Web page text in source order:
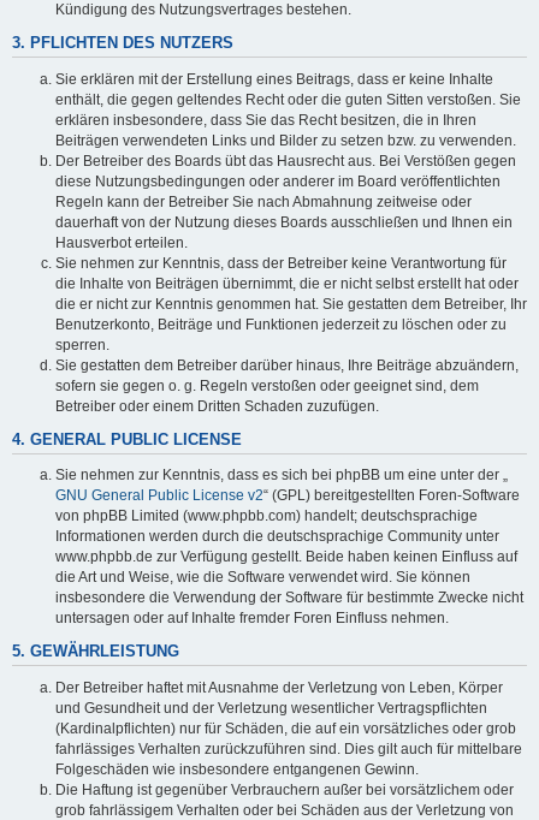
Kündigung des Nutzungsvertrages bestehen.
3. PFLICHTEN DES NUTZERS
Sie erklären mit der Erstellung eines Beitrags, dass er keine Inhalte
enthält, die gegen geltendes Recht oder die guten Sitten verstoßen. Sie
erklären insbesondere, dass Sie das Recht besitzen, die in Ihren
Beiträgen verwendeten Links und Bilder zu setzen bzw. zu verwenden.
Der Betreiber des Boards übt das Hausrecht aus. Bei Verstößen gegen
diese Nutzungsbedingungen oder anderer im Board veröffentlichten
Regeln kann der Betreiber Sie nach Abmahnung zeitweise oder
dauerhaft von der Nutzung dieses Boards ausschließen und Ihnen ein
Hausverbot erteilen.
Sie nehmen zur Kenntnis, dass der Betreiber keine Verantwortung für
die Inhalte von Beiträgen übernimmt, die er nicht selbst erstellt hat oder
die er nicht zur Kenntnis genommen hat. Sie gestatten dem Betreiber, Ihr
Benutzerkonto, Beiträge und Funktionen jederzeit zu löschen oder zu
sperren.
Sie gestatten dem Betreiber darüber hinaus, Ihre Beiträge abzuändern,
sofern sie gegen o. g. Regeln verstoßen oder geeignet sind, dem
Betreiber oder einem Dritten Schaden zuzufügen.
4. GENERAL PUBLIC LICENSE
Sie nehmen zur Kenntnis, dass es sich bei phpBB um eine unter der „
GNU General Public License v2“ (GPL) bereitgestellten Foren-Software
von phpBB Limited (www.phpbb.com) handelt; deutschsprachige
Informationen werden durch die deutschsprachige Community unter
www.phpbb.de zur Verfügung gestellt. Beide haben keinen Einfluss auf
die Art und Weise, wie die Software verwendet wird. Sie können
insbesondere die Verwendung der Software für bestimmte Zwecke nicht
untersagen oder auf Inhalte fremder Foren Einfluss nehmen.
5. GEWÄHRLEISTUNG
Der Betreiber haftet mit Ausnahme der Verletzung von Leben, Körper
und Gesundheit und der Verletzung wesentlicher Vertragspflichten
(Kardinalpflichten) nur für Schäden, die auf ein vorsätzliches oder grob
fahrlässiges Verhalten zurückzuführen sind. Dies gilt auch für mittelbare
Folgeschäden wie insbesondere entgangenen Gewinn.
Die Haftung ist gegenüber Verbrauchern außer bei vorsätzlichem oder
grob fahrlässigem Verhalten oder bei Schäden aus der Verletzung von